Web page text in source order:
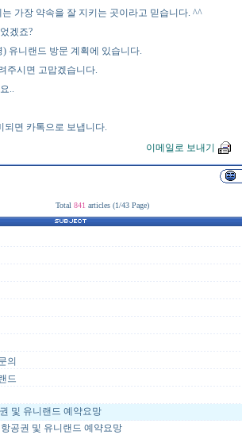
가장 약속을 잘 지키는 곳이라고 믿습니다. ^^
겠죠?
유니랜드 방문 계획에 있습니다.
주시면 고맙겠습니다.
..
되면 카톡으로 보냅니다.
이메일로 보내기
Total 841 articles (1/43Page)
의
드
및 유니랜드 예약요망
공권 및 유니랜드 예약요망